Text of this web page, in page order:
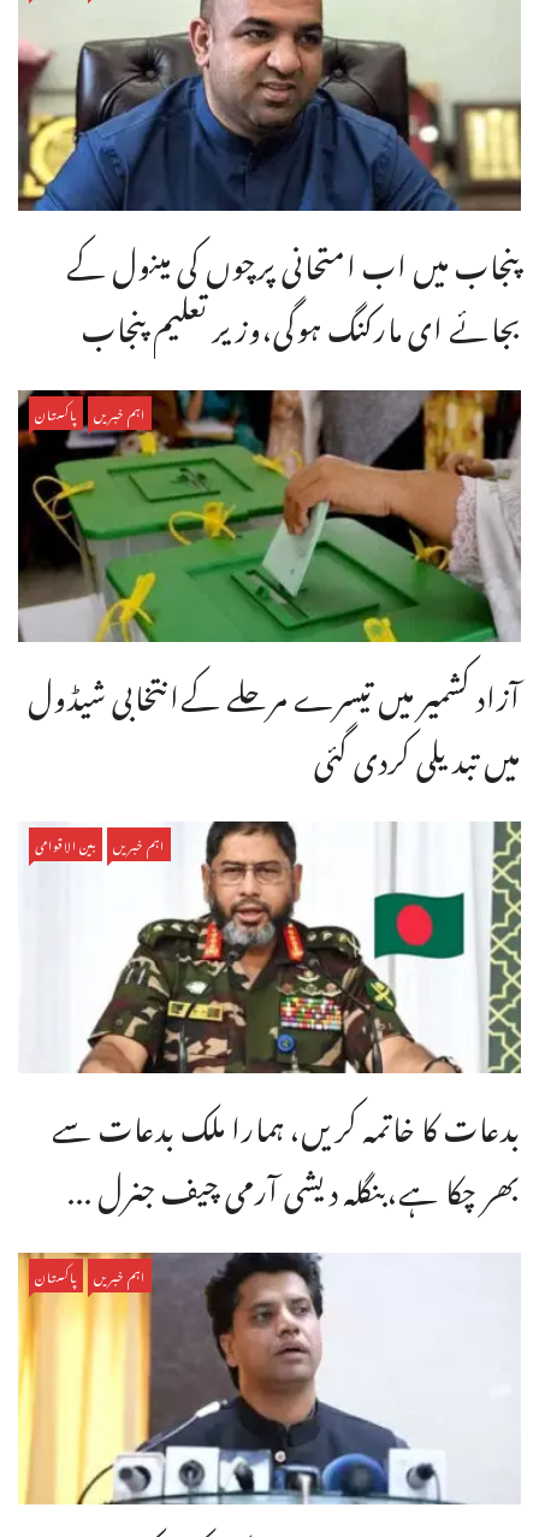
پنجاب میں اب امتحانی پرچوں کی مینول کے
بجائے ای مارکنگ ہوگی،وزیر تعلیم پنجاب
اہم خبریں پاکستان
آزاد کشمیر میں تیسرے مرحلے کےانتخابی شیڈول
میں تبدیلی کردی گئی
اہم خبریں بین الاقوامی
بدعات کا خاتمہ کریں، ہمارا ملک بدعات سے
بھر چکا ہے،بنگله دیشی آرمی چیف جنرل ...
اہم خبریں پاکستان